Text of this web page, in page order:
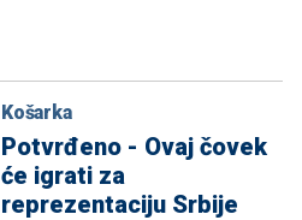
Košarka
Potvrđeno - Ovaj čovek
će igrati za
reprezentaciju Srbije